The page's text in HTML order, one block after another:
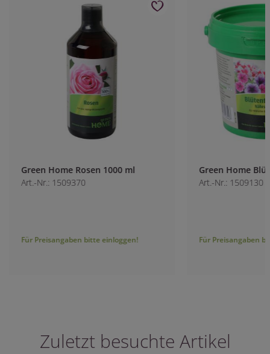
Green Home Rosen 1000 ml
Art.-Nr.: 1509370
Für Preisangaben bitte einloggen!
Green Home
Art.-Nr.: 1509130
Für Preisangaben
Zuletzt besuchte Artikel